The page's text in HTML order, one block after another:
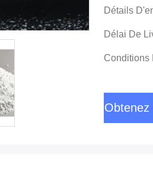
Détails
Délai De
Conditions
Obtenez